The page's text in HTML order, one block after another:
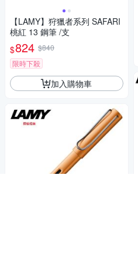
【LAMY】狩獵者系列 SAFARI
桃紅 13 鋼筆 /支
$824 $840
限時下殺
加入購物車